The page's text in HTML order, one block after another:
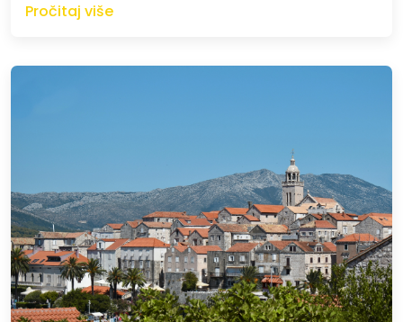
Pročitaj više